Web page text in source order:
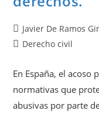
Javier De Ramos
Derecho civil
En España, el acoso
normativas que
abusivas por parte